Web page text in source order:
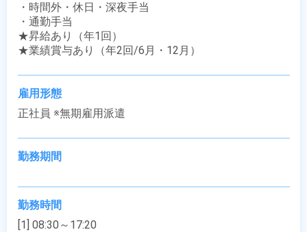
・時間外・休日・深夜手当
・通勤手当
★昇給あり（年1回）
★業績賞与あり（年2回/6月・12月）
雇用形態
正社員 ※無期雇用派遣
勤務期間
勤務時間
[1] 08:30～17:20